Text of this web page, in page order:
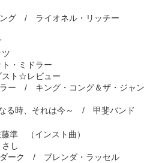
グ / ライオネル・リッチー
・ミドラー
ト☆レビュー
ー / キング・コング＆ザ・ジャン
る時、それは今～ / 甲斐バンド
準 （インスト曲）
し
ーク / ブレンダ・ラッセル